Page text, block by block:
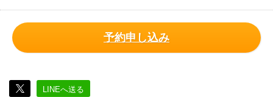
予約申し込み
LINEへ送る